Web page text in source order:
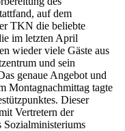
auf dem
TKN die beliebte
im letzten April
wieder viele Gäste aus
und sein
genaue Angebot und
Montagnachmittag tagte
Dieser
Vertretern der